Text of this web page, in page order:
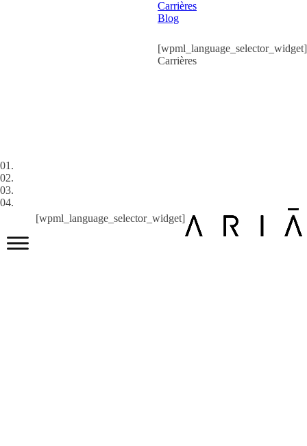
Carrières
Blog
[wpml_language_selector_widget]
Carrières
01.
02.
03.
04.
[wpml_language_selector_widget]